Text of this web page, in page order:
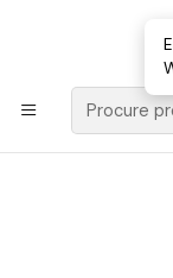
Loja Valongo:
E-mail: